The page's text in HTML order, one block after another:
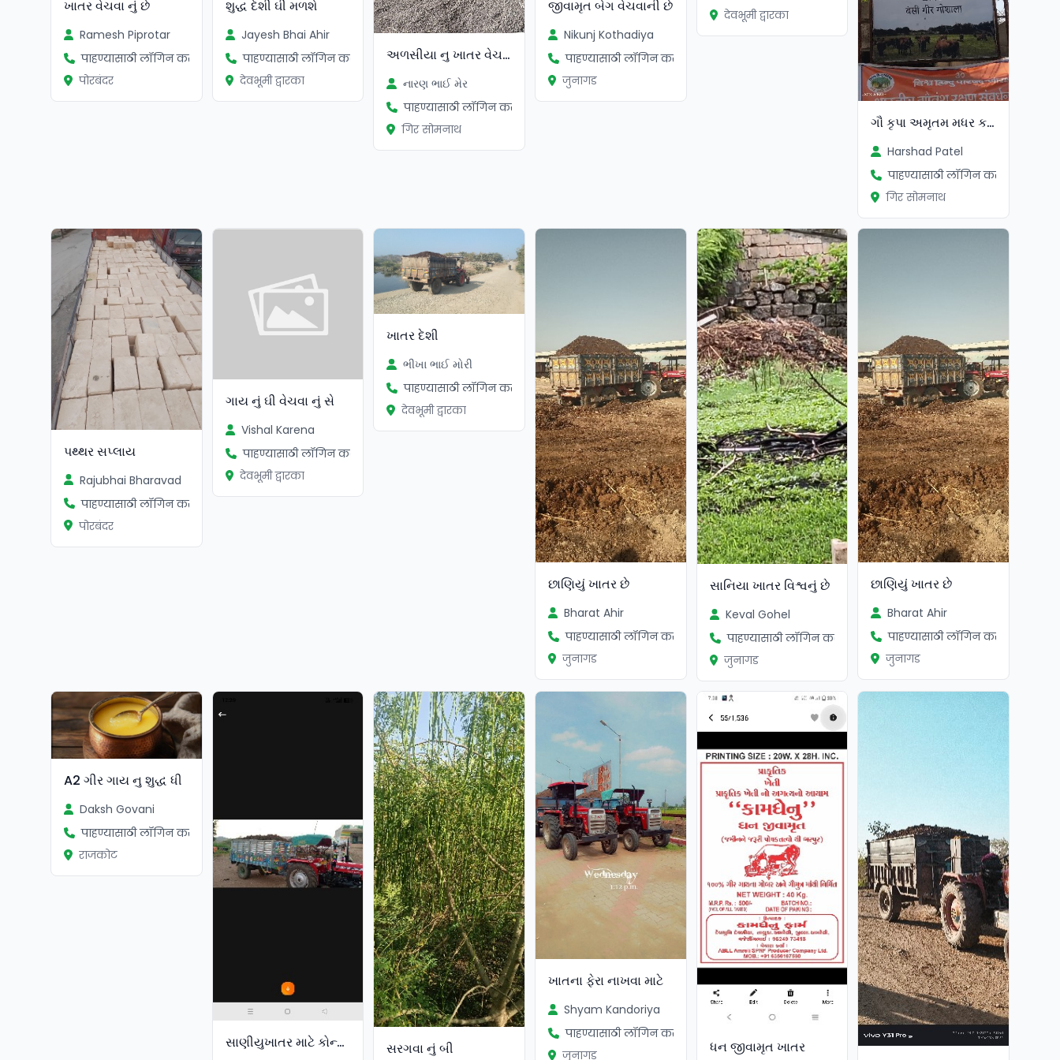
ખાતર વેચવા નું છે
Ramesh Piprotar
पाहण्यासाठी लॉगिन करा
पोरबंदर
શુદ્ધ દેશી ઘી મળશે
Jayesh Bhai Ahir
पाहण्यासाठी लॉगिन करा
देवभूमी द्वारका
અળસીયા નુ ખાતર વેચવાનુ છે
નારણ ભાઈ મેર
पाहण्यासाठी लॉगिन करा
गिर सोमनाथ
જીવામૃત બેગ વેચવાની છે
Nikunj Kothadiya
पाहण्यासाठी लॉगिन करा
जुनागड
देवभूमी द्वारका
ગૌ કૃપા અમૃતમ મધર કલ્ચર
Harshad Patel
पाहण्यासाठी लॉगिन करा
गिर सोमनाथ
પથ્થર સપ્લાય
Rajubhai Bharavad
पाहण्यासाठी लॉगिन करा
पोरबंदर
ગાય નું ઘી વેચવા નું સે
Vishal Karena
पाहण्यासाठी लॉगिन करा
देवभूमी द्वारका
ખાતર દેશી
ભીખા ભાઈ મોરી
पाहण्यासाठी लॉगिन करा
देवभूमी द्वारका
છાણિયું ખાતર છે
Bharat Ahir
पाहण्यासाठी लॉगिन करा
जुनागड
સાનિયા ખાતર વિશ્વનું છે
Keval Gohel
पाहण्यासाठी लॉगिन करा
जुनागड
છાણિયું ખાતર છે
Bharat Ahir
पाहण्यासाठी लॉगिन करा
जुनागड
A2 ગીર ગાય નુ શુદ્ધ ધી
Daksh Govani
पाहण्यासाठी लॉगिन करा
राजकोट
સાણીયુખાતર માટે કોન્ટેક્ટ કરો સરગવા નું બી
ખાતના ફેરા નાખવા માટે
Shyam Kandoriya
पाहण्यासाठी लॉगिन करा
जुनागड
ધન જીવામૃત ખાતર